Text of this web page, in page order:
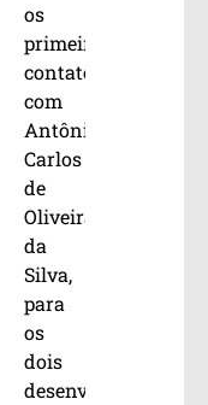
os
primeiros
contatos
com
Antônio
Carlos
de
Oliveira
da
Silva,
para
os
dois
desenvolverem